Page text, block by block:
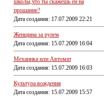
школы,что ты скажешь ей на
прошание?
Дата создания: 17.07.2009 22:21
Женщина за рулем
Дата создания: 15.07.2009 16:04
Механика или Автомат
Дата создания: 15.07.2009 16:03
Культура вождения
Дата создания: 15.07.2009 15:57